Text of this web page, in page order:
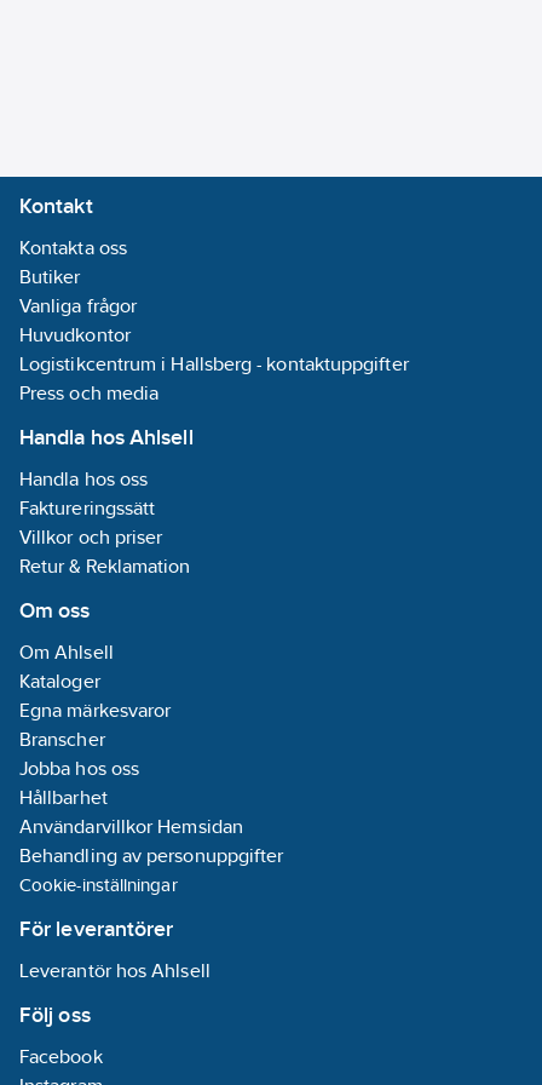
Vibrationsdämpare.
vid
köldbärartemperatur12°C
till 7°C, vatten till
kondensor från 15°C
till 35°C.
Genomsnittlig
ljudtrycksnivå uppmätt
enligt ISO 3744.
För Clint sker
registrering av
igångkörningsprotokoll
registreringssidan
genereras vid
försäljning. För mer
information hör med
din säljare.
Artikelnummer:
Materialklass RZ0020
Kontakt
Kontakta oss
Butiker
Vanliga frågor
Huvudkontor
Logistikcentrum i Hallsberg - kontaktuppgifter
Press och media
Handla hos Ahlsell
Handla hos oss
Faktureringssätt
Villkor och priser
Retur & Reklamation
Om oss
Om Ahlsell
Kataloger
Egna märkesvaror
Branscher
Jobba hos oss
Hållbarhet
Användarvillkor Hemsidan
Behandling av personuppgifter
Cookie-inställningar
För leverantörer
Leverantör hos Ahlsell
Följ oss
Facebook